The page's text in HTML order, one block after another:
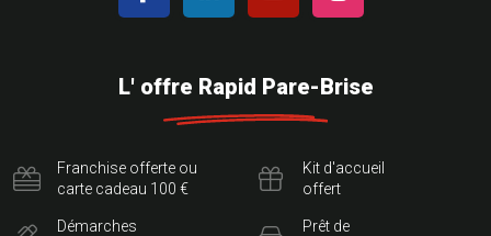
L' offre Rapid Pare-Brise
Franchise offerte ou
carte cadeau 100 €
Démarches
Kit d'accueil
offert
Prêt de